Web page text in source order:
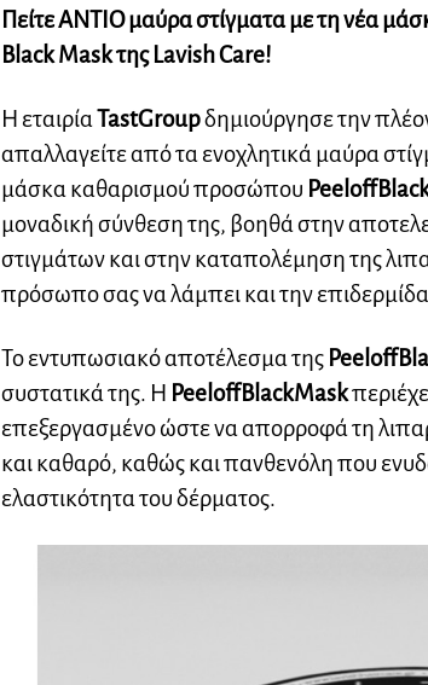
Πείτε ΑΝΤΙΟ μαύρα στίγματα με τη νέα
Black Mask της Lavish Care!
Η εταιρίαTastGroupδημιούργησε την
απαλλαγείτε από τα ενοχλητικά μαύρα
μάσκα καθαρισμού προσώπου Peeloff
μοναδική σύνθεση της, βοηθά στην
στιγμάτων και στην καταπολέμηση της
πρόσωπο σας να λάμπει και την
Το εντυπωσιακό αποτέλεσμα της Peeloff
συστατικά της. Η PeeloffBlackMask
επεξεργασμένο ώστε να απορροφά τη
και καθαρό, καθώς και πανθενόλη που
ελαστικότητα του δέρματος.